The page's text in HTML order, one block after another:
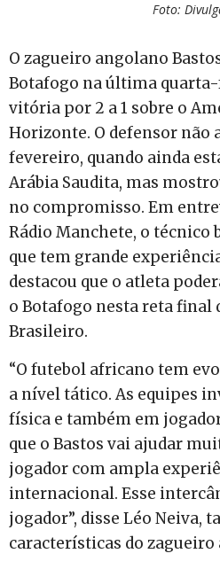
Foto:
O zagueiro angolano
Botafogo na última quarta-
vitória por 2 a 1 sobre o
Horizonte. O defensor não
fevereiro, quando ainda
Arábia Saudita, mas
no compromisso. Em
Rádio Manchete, o técnico
que tem grande
destacou que o atleta
o Botafogo nesta reta final
Brasileiro.
“O futebol africano tem
a nível tático. As equipes
física e também em
que o Bastos vai ajudar
jogador com ampla
internacional. Esse
jogador”, disse Léo Neiva,
características do zagueiro